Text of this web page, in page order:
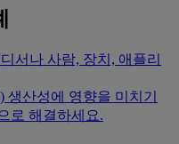
서나 사람, 장치, 애플리
생산성에 영향을 미치기
로 해결하세요.